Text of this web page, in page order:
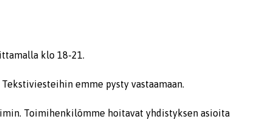
klo 18-21.
emme pysty vastaamaan.
Toimihenkilömme hoitavat yhdistyksen asioita